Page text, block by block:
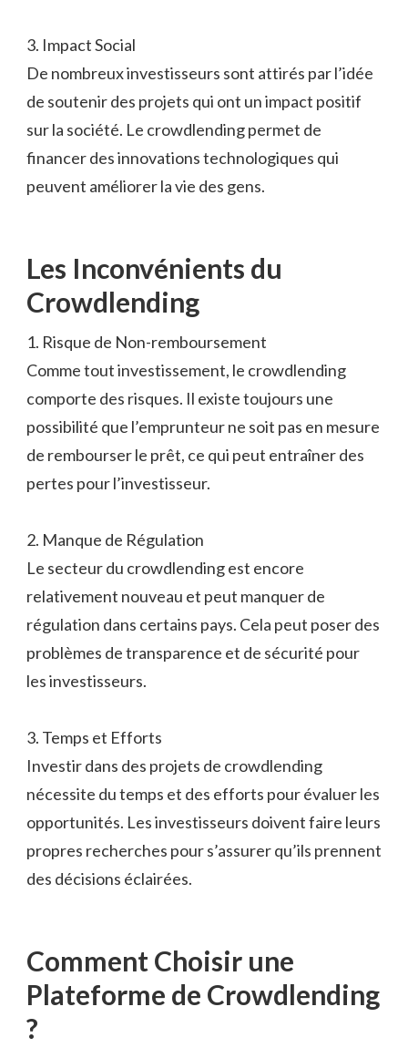
3. Impact Social
De nombreux investisseurs sont attirés par l’idée
de soutenir des projets qui ont un impact positif
sur la société. Le crowdlending permet de
financer des innovations technologiques qui
peuvent améliorer la vie des gens.
Les Inconvénients du
Crowdlending
1. Risque de Non-remboursement
Comme tout investissement, le crowdlending
comporte des risques. Il existe toujours une
possibilité que l’emprunteur ne soit pas en mesure
de rembourser le prêt, ce qui peut entraîner des
pertes pour l’investisseur.
2. Manque de Régulation
Le secteur du crowdlending est encore
relativement nouveau et peut manquer de
régulation dans certains pays. Cela peut poser des
problèmes de transparence et de sécurité pour
les investisseurs.
3. Temps et Efforts
Investir dans des projets de crowdlending
nécessite du temps et des efforts pour évaluer les
opportunités. Les investisseurs doivent faire leurs
propres recherches pour s’assurer qu’ils prennent
des décisions éclairées.
Comment Choisir une
Plateforme de Crowdlending
?